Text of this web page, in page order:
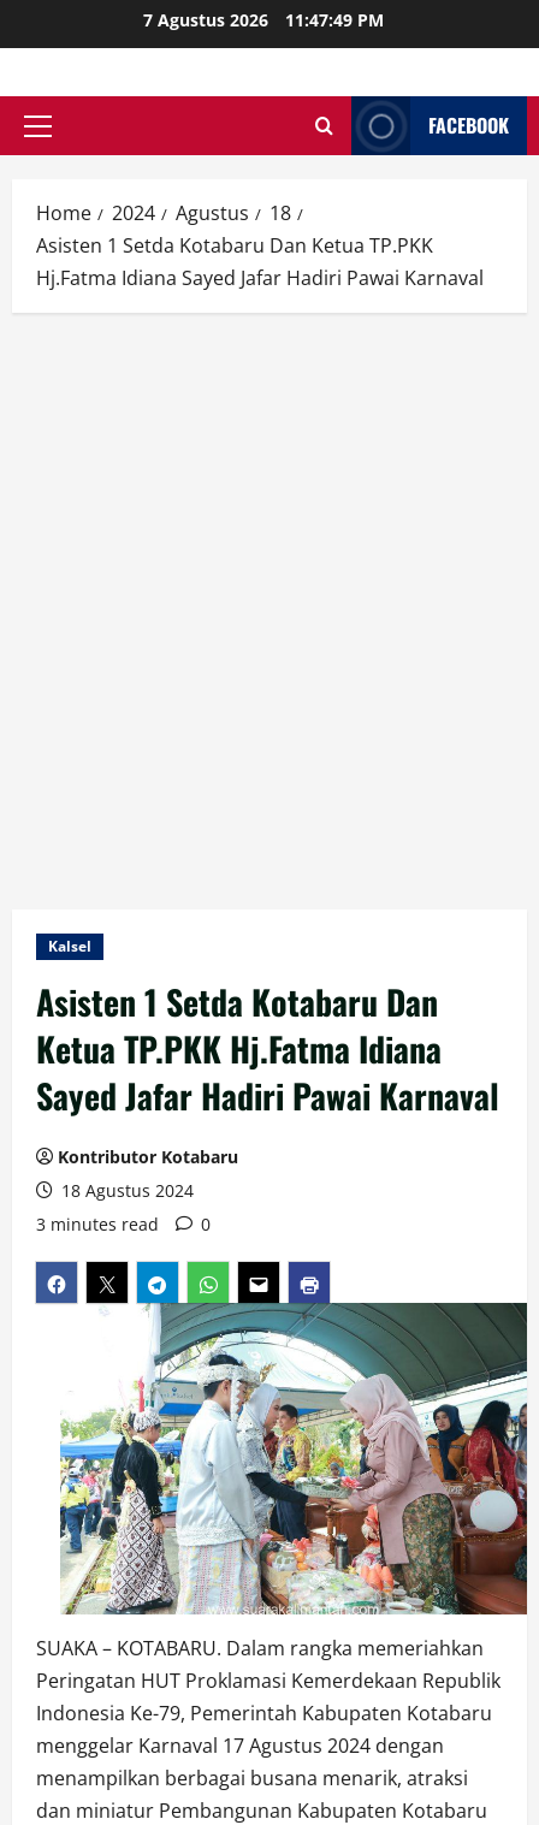
to
7 Agustus 2026 11:47:51 PM
Primary
FACEBOOK
Home 2024 Agustus
18
Asisten 1 Setda Kotabaru Dan Ketua TP.PKK
Hj.Fatma Idiana Sayed Jafar Hadiri Pawai Karnaval
Kalsel
Asisten 1 Setda Kotabaru Dan
Ketua TP.PKK Hj.Fatma Idiana
Sayed Jafar Hadiri Pawai Karnaval
Kontributor Kotabaru
18 Agustus 2024
3 minutes read
0
SUAKA – KOTABARU. Dalam rangka memeriahkan
Peringatan HUT Proklamasi Kemerdekaan Republik
Indonesia Ke-79, Pemerintah Kabupaten Kotabaru
menggelar Karnaval 17 Agustus 2024 dengan
menampilkan berbagai busana menarik, atraksi
dan miniatur Pembangunan Kabupaten Kotabaru